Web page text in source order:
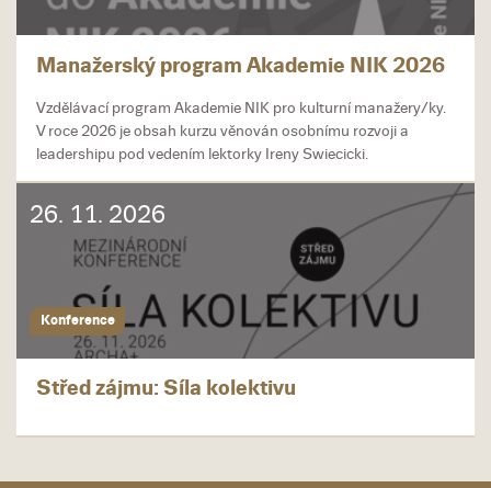
Manažerský program Akademie NIK 2026
Vzdělávací program Akademie NIK pro kulturní manažery/ky.
V roce 2026 je obsah kurzu věnován osobnímu rozvoji a
leadershipu pod vedením lektorky Ireny Swiecicki.
26. 11. 2026
Konference
Střed zájmu: Síla kolektivu